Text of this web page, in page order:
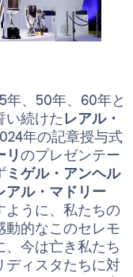
年、50年、60年と
い続けたレアル・
年の記章授与式
リのプレゼンテー
ミゲル・アンヘル
アル・マドリー
ように、私たちの
動的なこのセレモ
、今は亡き私たち
ディスタたちに対